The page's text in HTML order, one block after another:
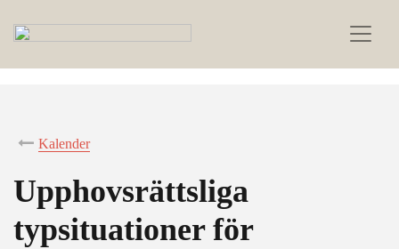
Kalender
Upphovsrättsliga
typsituationer för